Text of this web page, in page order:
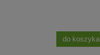
do koszyka